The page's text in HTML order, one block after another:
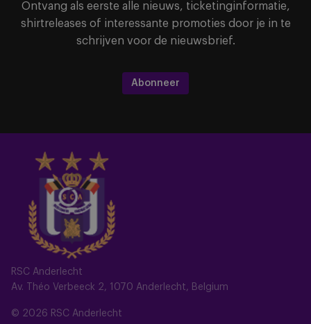
RSC Anderlecht
Av. Théo Verbeeck 2, 1070 Anderlecht, Belgium
© 2026 RSC Anderlecht
Ontvang als eerste alle nieuws, ticketinginformatie,
shirtreleases of interessante promoties door je in te
schrijven voor de nieuwsbrief.
Abonneer